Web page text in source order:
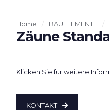
Home / BAUELEMENTE /
Zäune
Klicken Sie für weitere
KONTAKT